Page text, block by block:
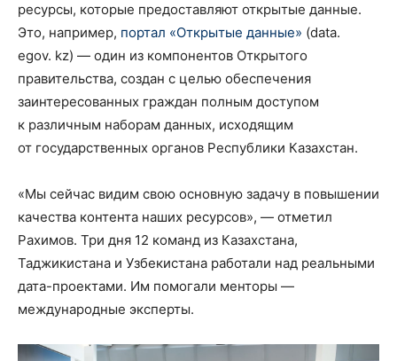
ресурсы, которые предоставляют открытые данные.
Это, например, портал «Открытые данные» (data.
egov. kz) — один из компонентов Открытого
правительства, создан с целью обеспечения
заинтересованных граждан полным доступом
к различным наборам данных, исходящим
от государственных органов Республики Казахстан.
«Мы сейчас видим свою основную задачу в повышении
качества контента наших ресурсов», — отметил
Рахимов. Три дня 12 команд из Казахстана,
Таджикистана и Узбекистана работали над реальными
дата-проектами. Им помогали менторы —
международные эксперты.